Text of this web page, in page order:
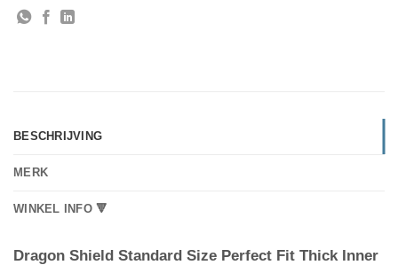
BESCHRIJVING
MERK
WINKEL INFO 🔻
Dragon Shield Standard Size Perfect Fit Thick Inner